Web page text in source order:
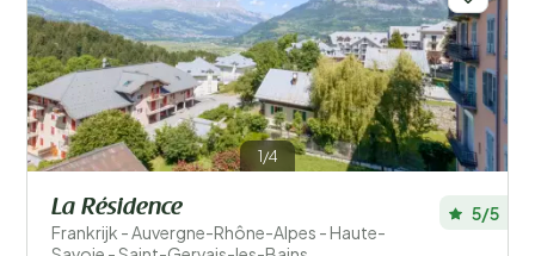
1/4
La Résidence
Frankrijk - Auvergne-Rhône-Alpes - Haute-
5/5